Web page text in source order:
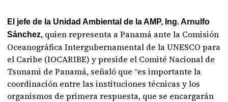
El jefe de la Unidad Ambiental de la AMP, Ing. Arnulfo
Sánchez, quien representa a Panamá ante la Comisión
Oceanográfica Intergubernamental de la UNESCO para
el Caribe (IOCARIBE) y preside el Comité Nacional de
Tsunami de Panamá, señaló que “es importante la
coordinación entre las instituciones técnicas y los
organismos de primera respuesta, que se encargarán